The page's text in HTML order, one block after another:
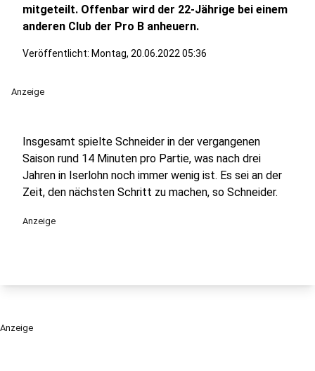
mitgeteilt. Offenbar wird der 22-Jährige bei einem
anderen Club der Pro B anheuern.
Veröffentlicht: Montag, 20.06.2022 05:36
Anzeige
Insgesamt spielte Schneider in der vergangenen
Saison rund 14 Minuten pro Partie, was nach drei
Jahren in Iserlohn noch immer wenig ist. Es sei an der
Zeit, den nächsten Schritt zu machen, so Schneider.
Anzeige
Anzeige